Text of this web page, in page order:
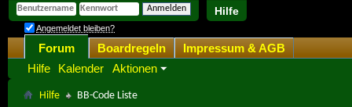
Hilfe
Angemeldet bleiben?
Forum
Hilfe
Kalender Aktionen
Boardregeln Impressum & AGB
Hilfe BB-Code Liste